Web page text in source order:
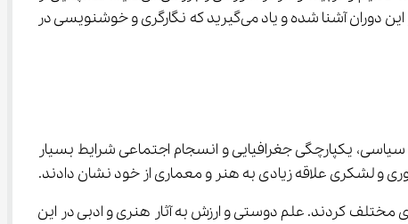
اهمیت معماری و سازه‌های معروف این دوره نیز مطلع می‌شوید. از طریق بررسی شواهد و مدارک تاریخی با نقش و اهمیت هنر در این دوران آشنا شده و یاد می‌گیرید که نگارگری و خوشنویسی در
یکپارچگی جغرافیایی و انسجام اجتماعی شرایط بسیار
کردند. علم دوستی و ارزش به آثار هنری و ادبی در این